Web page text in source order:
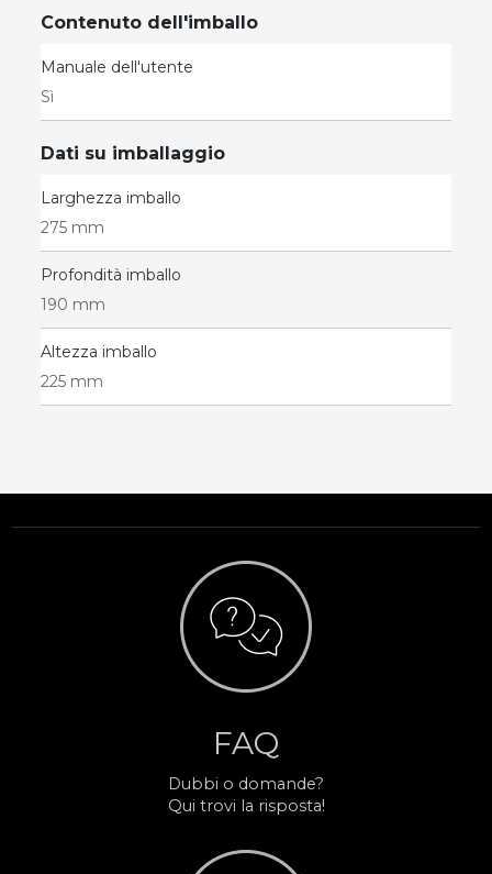
Contenuto dell'imballo
Manuale dell'utente
Sì
Dati su imballaggio
Larghezza imballo
275 mm
Profondità imballo
190 mm
Altezza imballo
225 mm
FAQ
Dubbi o domande?
Qui trovi la risposta!